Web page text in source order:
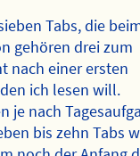
Tabs, die
gehören drei zum
nach einer ersten
ich lesen will.
je nach
bis zehn Tabs